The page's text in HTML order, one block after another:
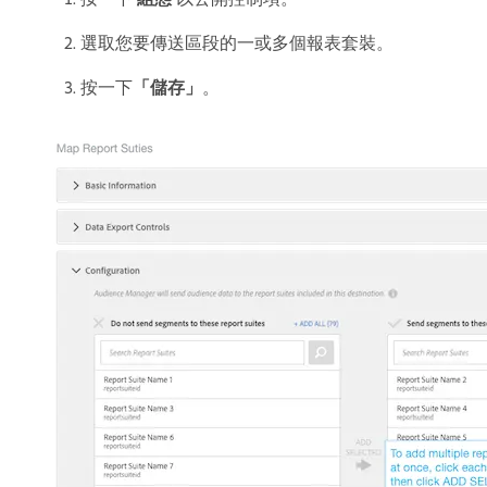
選取您要傳送區段的一或多個報表套裝。
按一下​ 「儲存」 。